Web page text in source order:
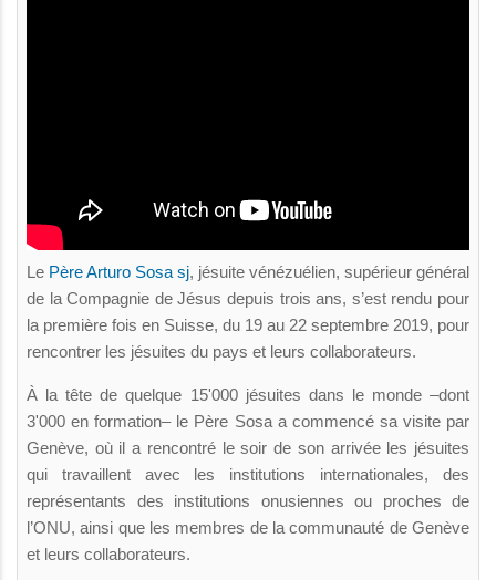
Le Père Arturo Sosa sj, jésuite vénézuélien, supérieur général
de la Compagnie de Jésus depuis trois ans, s’est rendu pour
la première fois en Suisse, du 19 au 22 septembre 2019, pour
rencontrer les jésuites du pays et leurs collaborateurs.
À la tête de quelque 15'000 jésuites dans le monde –dont
3'000 en formation– le Père Sosa a commencé sa visite par
Genève, où il a rencontré le soir de son arrivée les jésuites
qui travaillent avec les institutions internationales, des
représentants des institutions onusiennes ou proches de
l’ONU, ainsi que les membres de la communauté de Genève
et leurs collaborateurs.